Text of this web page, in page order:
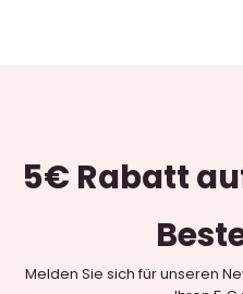
5€ Rabatt
Melden Sie sich für unseren